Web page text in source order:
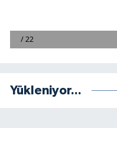
Yükleniyor...